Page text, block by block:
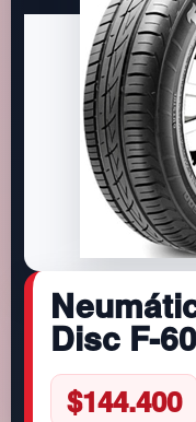
Disc F-
$144.400